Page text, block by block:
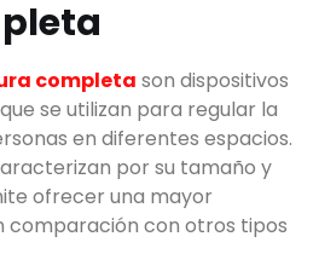
completa son dispositivos
se utilizan para regular la
en diferentes espacios.
por su tamaño y
ofrecer una mayor
comparación con otros tipos